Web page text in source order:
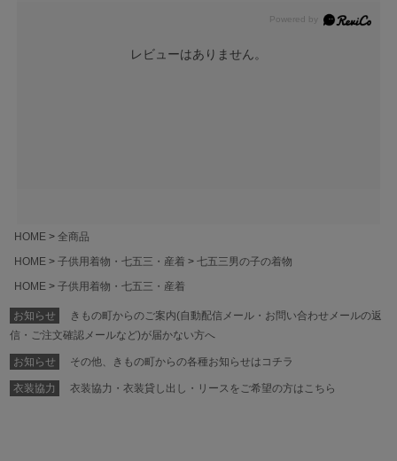
レビューはありません。
HOME
全商品
HOME
子供用着物・七五三・産着
七五三男の子の着物
HOME
子供用着物・七五三・産着
お知らせ
きもの町からのご案内(自動配信メール・お問い合わせメールの返
信・ご注文確認メールなど)が届かない方へ
お知らせ その他、きもの町からの各種お知らせはコチラ
衣装協力 衣装協力・衣装貸し出し・リースをご希望の方はこちら